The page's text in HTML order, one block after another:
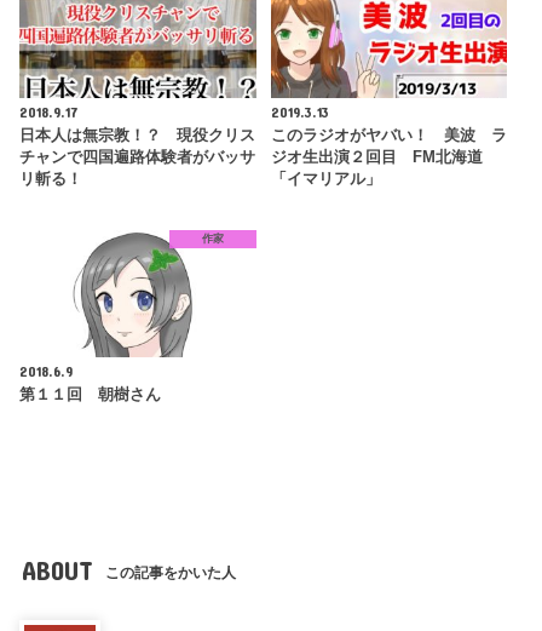
2018.9.17
日本人は無宗教！？ 現役クリス
チャンで四国遍路体験者がバッサ
リ斬る！
2019.3.13
このラジオがヤバい！ 美波 ラ
ジオ生出演２回目 FM北海道
「イマリアル」
作家
2018.6.9
第１１回 朝樹さん
ABOUT この記事をかいた人